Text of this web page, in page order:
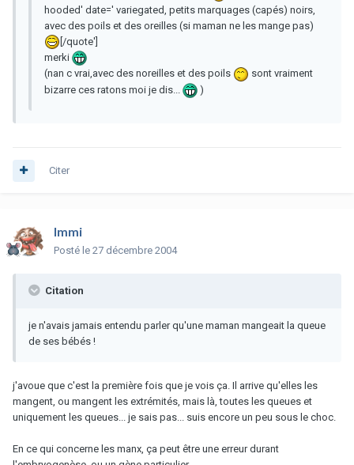
hooded' date=' variegated, petits marquages (capés) noirs,
avec des poils et des oreilles (si maman ne les mange pas)
[/quote']
merki
(nan c vrai,avec des noreilles et des poils
sont vraiment
bizarre ces ratons moi je dis...
)
Citer
Immi
Posté le 27 décembre 2004
Citation
je n'avais jamais entendu parler qu'une maman mangeait la queue
de ses bébés !
j'avoue que c'est la première fois que je vois ça. Il arrive qu'elles les
mangent, ou mangent les extrémités, mais là, toutes les queues et
uniquement les queues... je sais pas... suis encore un peu sous le choc.
En ce qui concerne les manx, ça peut être une erreur durant